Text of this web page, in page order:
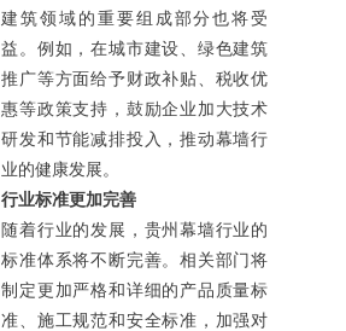
建筑领域的重要组成部分也将受
益。例如，在城市建设、绿色建筑
推广等方面给予财政补贴、税收优
惠等政策支持，鼓励企业加大技术
研发和节能减排投入，推动幕墙行
业的健康发展。
行业标准更加完善
随着行业的发展，贵州幕墙行业的
标准体系将不断完善。相关部门将
制定更加严格和详细的产品质量标
准、施工规范和安全标准，加强对